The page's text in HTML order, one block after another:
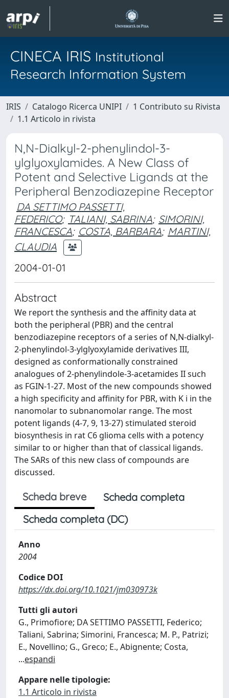
CINECA IRIS Institutional
Research Information System
IRIS Catalogo Ricerca UNIPI
1 Contributo su Rivista
1.1 Articolo in rivista
N,N-Dialkyl-2-phenylindol-3-
ylglyoxylamides. A New Class of
Potent and Selective Ligands at the
Peripheral Benzodiazepine Receptor
DA SETTIMO PASSETTI,
FEDERICO; TALIANI, SABRINA; SIMORINI,
FRANCESCA; COSTA, BARBARA; MARTINI,
CLAUDIA
2004-01-01
Abstract
We report the synthesis and the affinity data at
both the peripheral (PBR) and the central
benzodiazepine receptors of a series of N,N-dialkyl-
2-phenylindol-3-ylglyoxylamide derivatives III,
designed as conformationally constrained
analogues of 2-phenylindole-3-acetamides II such
as FGIN-1-27. Most of the new compounds showed
a high specificity and affinity for PBR, with K i in the
nanomolar to subnanomolar range. The most
potent ligands (4-7, 9, 13-27) stimulated steroid
biosynthesis in rat C6 glioma cells with a potency
similar to or higher than that of classical ligands.
The SARs of this new class of compounds are
discussed.
Scheda breve
Scheda completa
Scheda completa (DC)
Anno
2004
Codice DOI
https://dx.doi.org/10.1021/jm030973k
Tutti gli autori
G., Primofiore; DA SETTIMO PASSETTI, Federico;
Taliani, Sabrina; Simorini, Francesca; M. P., Patrizi;
E., Novellino; G., Greco; E., Abignente; Costa,
...espandi
Appare nelle tipologie:
1.1 Articolo in rivista